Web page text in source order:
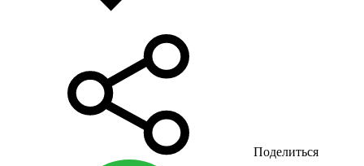
Поделиться